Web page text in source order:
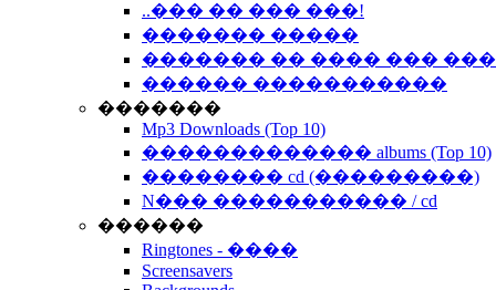
..��� �� ��� ���!
������� �����
������� �� ���� ���
������ �����������
�������
Mp3 Downloads (Top 10)
������������� albums (Top 10)
�������� cd (���������)
N��� ����������� / cd
������
Ringtones - ����
Screensavers